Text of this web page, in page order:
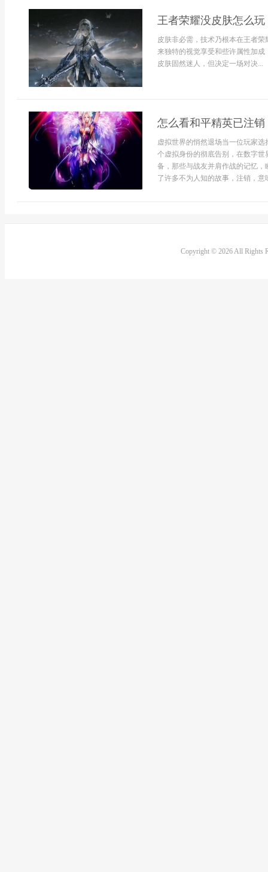
王者荣耀没皮肤怎么
皮肤非必需，技术乃根本在王者
来独特的视觉享受和些许属性加
皮肤固然迷人，但决定一场对决...
怎么看和平精英已注
虚拟世界的悄然退场当一位玩家
个虚拟身份的彻底告别，在数字
备，那些与战友并肩作战的记忆
了许多不为人知的故事，注销，意
Copyright © 2026 All Rights